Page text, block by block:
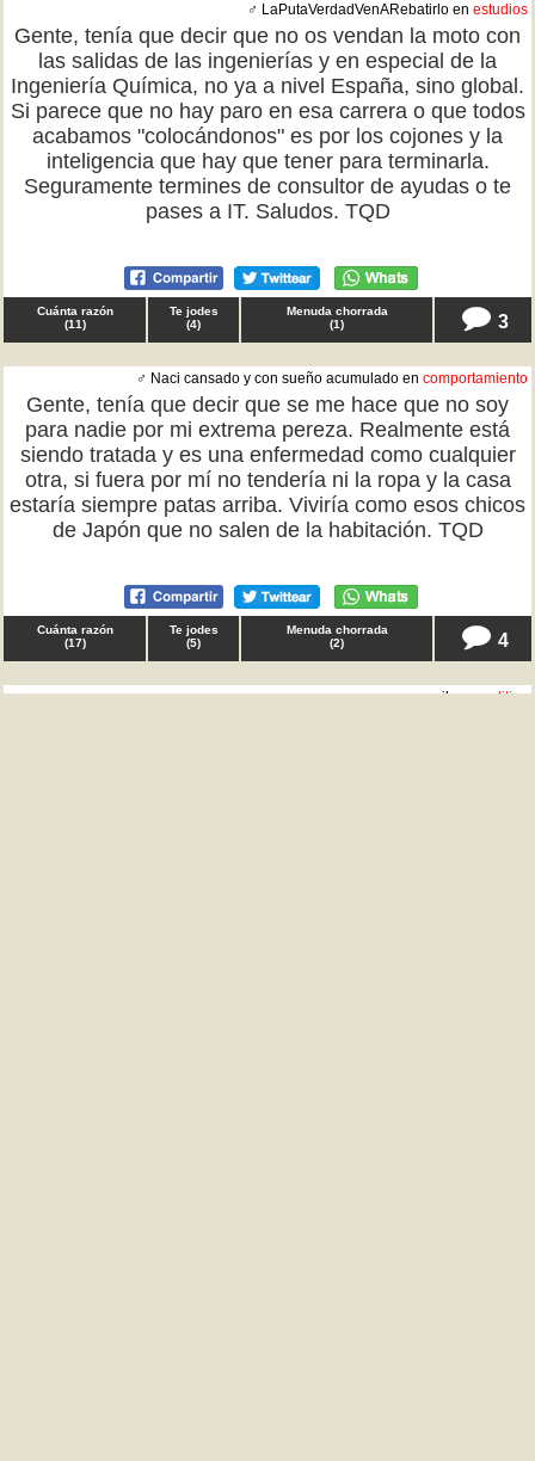
♂ LaPutaVerdadVenARebatirlo en estudios
Gente, tenía que decir que no os vendan la moto con
las salidas de las ingenierías y en especial de la
Ingeniería Química, no ya a nivel España, sino global.
Si parece que no hay paro en esa carrera o que todos
acabamos "colocándonos" es por los cojones y la
inteligencia que hay que tener para terminarla.
Seguramente termines de consultor de ayudas o te
pases a IT. Saludos. TQD
Cuánta razón
(11)
Te jodes
(4)
Menuda chorrada
(1) 3
♂ Naci cansado y con sueño acumulado en comportamiento
Gente, tenía que decir que se me hace que no soy
para nadie por mi extrema pereza. Realmente está
siendo tratada y es una enfermedad como cualquier
otra, si fuera por mí no tendería ni la ropa y la casa
estaría siempre patas arriba. Viviría como esos chicos
de Japón que no salen de la habitación. TQD
Cuánta razón
(17)
Te jodes
(5)
Menuda chorrada
(2) 4
♀ marilu enpolitica